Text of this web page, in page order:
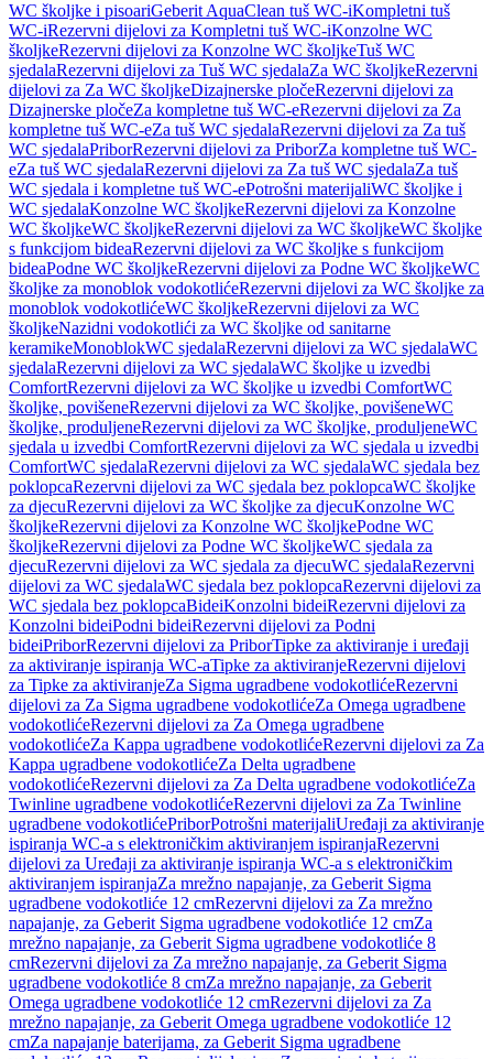
WC školjke i pisoariGeberit AquaClean tuš WC-iKompletni tuš
WC-iRezervni dijelovi za Kompletni tuš WC-iKonzolne WC
školjkeRezervni dijelovi za Konzolne WC školjkeTuš WC
sjedalaRezervni dijelovi za Tuš WC sjedalaZa WC školjkeRezervni
dijelovi za Za WC školjkeDizajnerske pločeRezervni dijelovi za
Dizajnerske pločeZa kompletne tuš WC-eRezervni dijelovi za Za
kompletne tuš WC-eZa tuš WC sjedalaRezervni dijelovi za Za tuš
WC sjedalaPriborRezervni dijelovi za PriborZa kompletne tuš WC-
eZa tuš WC sjedalaRezervni dijelovi za Za tuš WC sjedalaZa tuš
WC sjedala i kompletne tuš WC-ePotrošni materijaliWC školjke i
WC sjedalaKonzolne WC školjkeRezervni dijelovi za Konzolne
WC školjkeWC školjkeRezervni dijelovi za WC školjkeWC školjke
s funkcijom bideaRezervni dijelovi za WC školjke s funkcijom
bideaPodne WC školjkeRezervni dijelovi za Podne WC školjkeWC
školjke za monoblok vodokotlićeRezervni dijelovi za WC školjke za
monoblok vodokotlićeWC školjkeRezervni dijelovi za WC
školjkeNazidni vodokotlići za WC školjke od sanitarne
keramikeMonoblokWC sjedalaRezervni dijelovi za WC sjedalaWC
sjedalaRezervni dijelovi za WC sjedalaWC školjke u izvedbi
ComfortRezervni dijelovi za WC školjke u izvedbi ComfortWC
školjke, povišeneRezervni dijelovi za WC školjke, povišeneWC
školjke, produljeneRezervni dijelovi za WC školjke, produljeneWC
sjedala u izvedbi ComfortRezervni dijelovi za WC sjedala u izvedbi
ComfortWC sjedalaRezervni dijelovi za WC sjedalaWC sjedala bez
poklopcaRezervni dijelovi za WC sjedala bez poklopcaWC školjke
za djecuRezervni dijelovi za WC školjke za djecuKonzolne WC
školjkeRezervni dijelovi za Konzolne WC školjkePodne WC
školjkeRezervni dijelovi za Podne WC školjkeWC sjedala za
djecuRezervni dijelovi za WC sjedala za djecuWC sjedalaRezervni
dijelovi za WC sjedalaWC sjedala bez poklopcaRezervni dijelovi za
WC sjedala bez poklopcaBideiKonzolni bideiRezervni dijelovi za
Konzolni bideiPodni bideiRezervni dijelovi za Podni
bideiPriborRezervni dijelovi za PriborTipke za aktiviranje i uređaji
za aktiviranje ispiranja WC-aTipke za aktiviranjeRezervni dijelovi
za Tipke za aktiviranjeZa Sigma ugradbene vodokotlićeRezervni
dijelovi za Za Sigma ugradbene vodokotlićeZa Omega ugradbene
vodokotlićeRezervni dijelovi za Za Omega ugradbene
vodokotlićeZa Kappa ugradbene vodokotlićeRezervni dijelovi za Za
Kappa ugradbene vodokotlićeZa Delta ugradbene
vodokotlićeRezervni dijelovi za Za Delta ugradbene vodokotlićeZa
Twinline ugradbene vodokotlićeRezervni dijelovi za Za Twinline
ugradbene vodokotlićePriborPotrošni materijaliUređaji za aktiviranje
ispiranja WC-a s elektroničkim aktiviranjem ispiranjaRezervni
dijelovi za Uređaji za aktiviranje ispiranja WC-a s elektroničkim
aktiviranjem ispiranjaZa mrežno napajanje, za Geberit Sigma
ugradbene vodokotliće 12 cmRezervni dijelovi za Za mrežno
napajanje, za Geberit Sigma ugradbene vodokotliće 12 cmZa
mrežno napajanje, za Geberit Sigma ugradbene vodokotliće 8
cmRezervni dijelovi za Za mrežno napajanje, za Geberit Sigma
ugradbene vodokotliće 8 cmZa mrežno napajanje, za Geberit
Omega ugradbene vodokotliće 12 cmRezervni dijelovi za Za
mrežno napajanje, za Geberit Omega ugradbene vodokotliće 12
cmZa napajanje baterijama, za Geberit Sigma ugradbene